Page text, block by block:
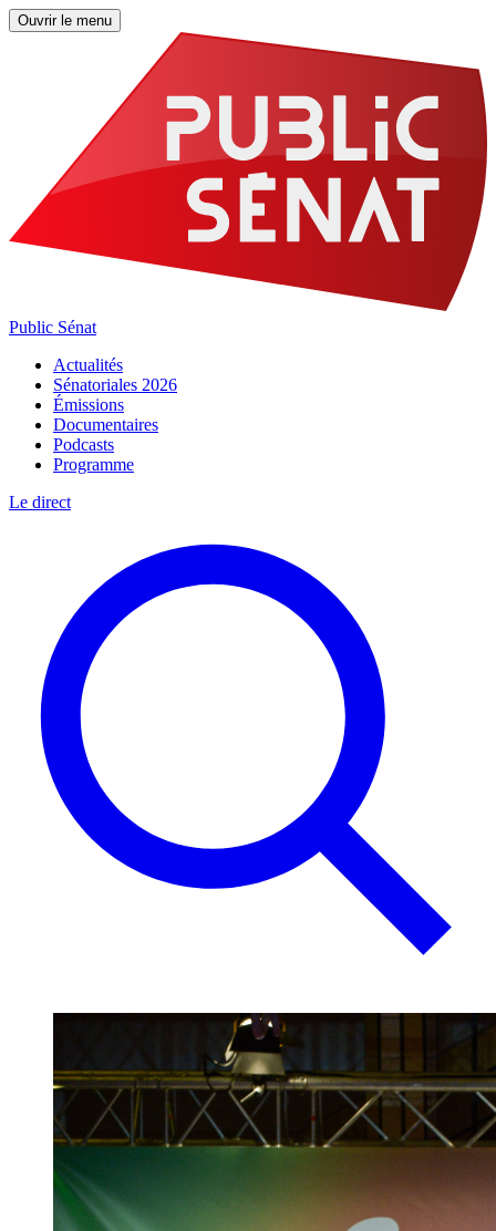
Ouvrir le menu
Public Sénat
Actualités
Sénatoriales 2026
Émissions
Documentaires
Podcasts
Programme
Le direct